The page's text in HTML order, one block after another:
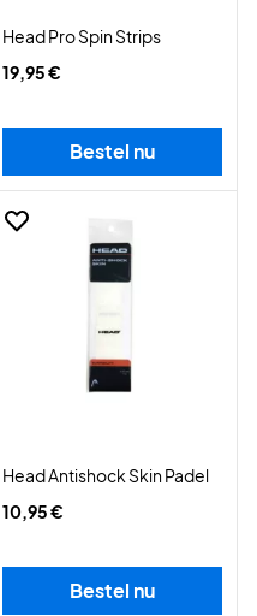
Head Pro Spin Strips
19,95 €
Bestel nu
Head Antishock Skin Padel
10,95 €
Bestel nu